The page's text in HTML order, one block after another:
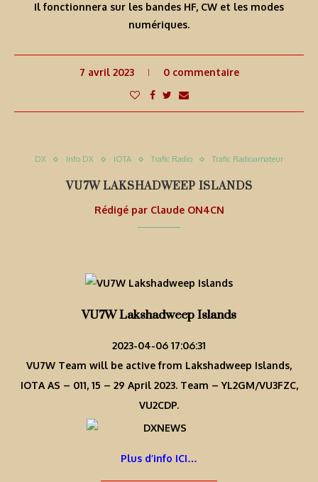
Il fonctionnera sur les bandes HF, CW et les modes
numériques.
7 avril 2023 0 commentaire
DX Info DX IOTA Trafic Radio Trafic Radioamateur
VU7W LAKSHADWEEP ISLANDS
Rédigé par Claude ON4CN
VU7W Lakshadweep Islands
2023-04-06 17:06:31
VU7W Team will be active from Lakshadweep Islands,
IOTA AS – 011, 15 – 29 April 2023. Team – YL2GM/VU3FZC,
VU2CDP.
Plus d’info ICI…